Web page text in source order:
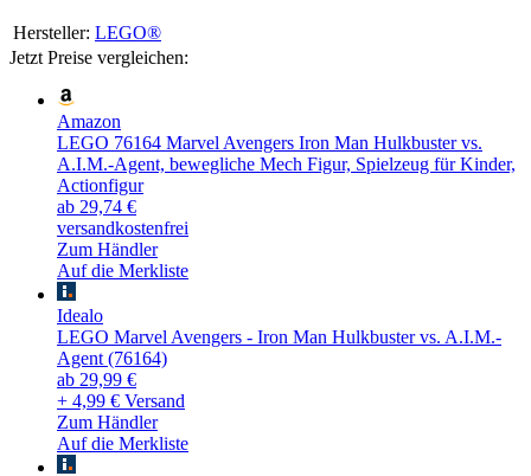
Hersteller: LEGO®
Jetzt Preise vergleichen:
Amazon
LEGO 76164 Marvel Avengers Iron Man Hulkbuster vs.
A.I.M.-Agent, bewegliche Mech Figur, Spielzeug für Kinder,
Actionfigur
ab 29,74 €
versandkostenfrei
Zum Händler
Auf die Merkliste
Idealo
LEGO Marvel Avengers - Iron Man Hulkbuster vs. A.I.M.-
Agent (76164)
ab 29,99 €
+ 4,99 € Versand
Zum Händler
Auf die Merkliste